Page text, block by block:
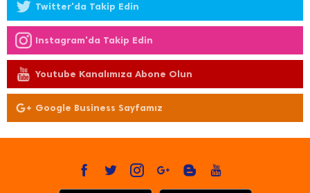
Twitter'da Takip Edin
Instagram'da Takip Edin
Youtube Kanalımıza Abone Olun
Google Business Sayfamız